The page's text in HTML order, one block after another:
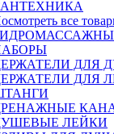
все
ДЛЯ
ДЛЯ
ЛЕЙКИ